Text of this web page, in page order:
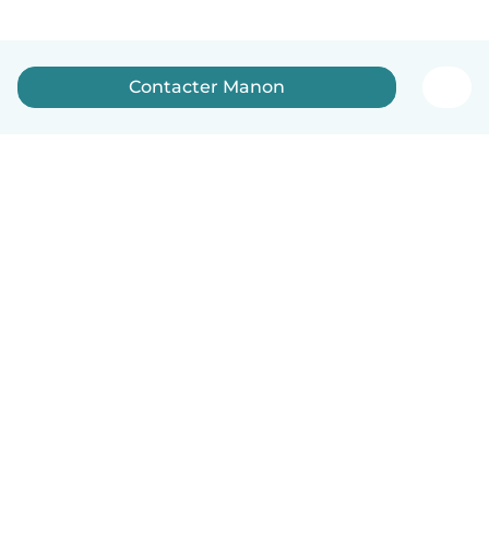
Contacter Manon